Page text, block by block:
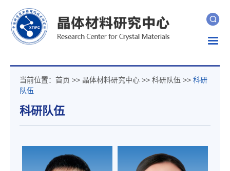
当前位置： 首页 >> 晶体材料研究中心 >> 科研队伍 >> 科研
队伍
科研队伍